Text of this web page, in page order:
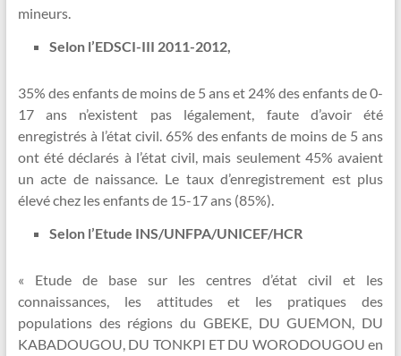
mineurs.
Selon l’EDSCI-III 2011-2012,
35% des enfants de moins de 5 ans et 24% des enfants de 0-
17 ans n’existent pas légalement, faute d’avoir été
enregistrés à l’état civil. 65% des enfants de moins de 5 ans
ont été déclarés à l’état civil, mais seulement 45% avaient
un acte de naissance. Le taux d’enregistrement est plus
élevé chez les enfants de 15-17 ans (85%).
Selon l’Etude INS/UNFPA/UNICEF/HCR
« Etude de base sur les centres d’état civil et les
connaissances, les attitudes et les pratiques des
populations des régions du GBEKE, DU GUEMON, DU
KABADOUGOU, DU TONKPI ET DU WORODOUGOU en